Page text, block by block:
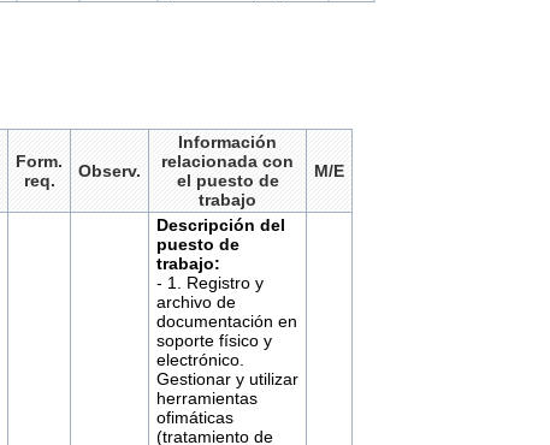
Form.
req.
Observ.
Información
relacionada con
el puesto de
trabajo
M/E
Descripción del
puesto de
trabajo:
- 1. Registro y
archivo de
documentación en
soporte físico y
electrónico.
Gestionar y utilizar
herramientas
ofimáticas
(tratamiento de